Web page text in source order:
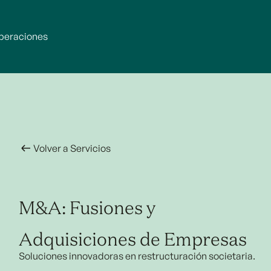
Volver a Servicios
M&A: Fusiones y
Adquisiciones de Empresas
Soluciones innovadoras en restructuración societaria.